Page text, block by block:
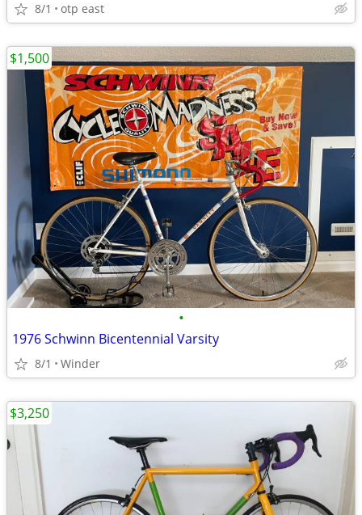
8/1 otp east
•
1976 Schwinn Bicentennial Varsity
8/1 Winder
$1,500
$3,250